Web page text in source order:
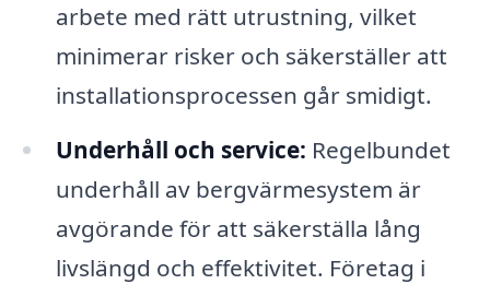
arbete med rätt utrustning, vilket
minimerar risker och säkerställer att
installationsprocessen går smidigt.
Underhåll och service: Regelbundet
underhåll av bergvärmesystem är
avgörande för att säkerställa lång
livslängd och effektivitet. Företag i